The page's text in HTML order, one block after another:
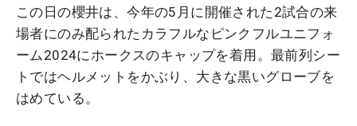
この日の櫻井は、今年の5月に開催された2試合の来
場者にのみ配られたカラフルなピンクフルユニフォ
ーム2024にホークスのキャップを着用。最前列シー
トではヘルメットをかぶり、大きな黒いグローブを
はめている。